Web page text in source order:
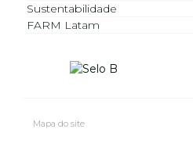
Sustentabilidade
FARM Latam
Mapa do site